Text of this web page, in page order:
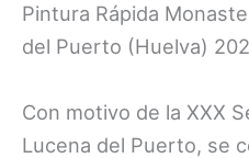
Pintura Rápida
del Puerto (Huelva)
Con motivo de la XXX
Lucena del Puerto, se